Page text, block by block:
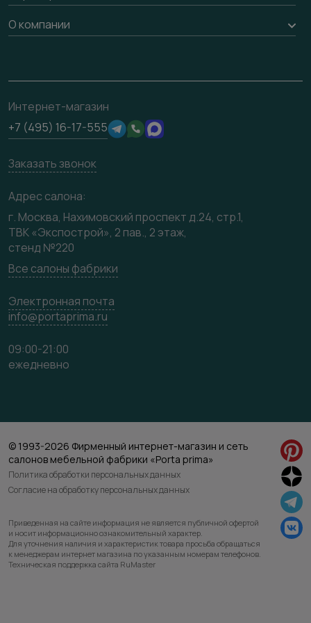
Погонаж
Накладки на дверь
Вопрос-ответ
Техническая информация
Юридическая информация
Монтаж
Подготовка проемов
Дизайнерам / архитекторам
О компании
Сертификаты
Производство
Медиацентр
Видео
Карта сайта
Интернет-магазин
+7 (495) 16-17-555
Заказать звонок
Адрес салона:
г. Москва, Нахимовский проспект д.24, стр.1,
ТВК «Экспострой», 2 пав., 2 этаж,
стенд №220
Все салоны фабрики
Электронная почта
info@portaprima.ru
09:00-21:00
ежедневно
© 1993-2026 Фирменный интернет-магазин и сеть
салонов мебельной фабрики «Porta prima»
Политика обработки персональных данных
Согласие на обработку персональных данных
Приведенная на сайте информация не является публичной офертой
и носит информационно ознакомительный характер.
Для уточнения наличия и характеристик товара просьба обращаться
к менеджерам интернет магазина по указанным номерам телефонов.
Техническая поддержка сайта RuMaster